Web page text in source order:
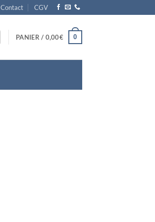
Contact CGV
PANIER / 0,00€ 0